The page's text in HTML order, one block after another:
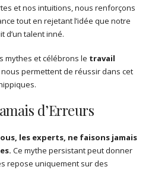
et nos intuitions, nous renforçons
tout en rejetant l’idée que notre
d’un talent inné.
mythes et célébrons le travail
permettent de réussir dans cet
d’Erreurs
les experts, ne faisons jamais
Ce mythe persistant peut donner
repose uniquement sur des